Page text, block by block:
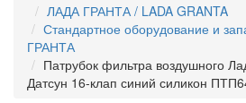
ЛАДА ГРАНТА / LADA GRANTA
Стандартное оборудование и
ГРАНТА
Патрубок фильтра воздушного
Датсун 16-клап синий силикон